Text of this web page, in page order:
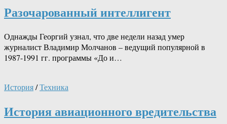
Разочарованный интеллигент
Однажды Георгий узнал, что две недели назад умер
журналист Владимир Молчанов – ведущий популярной в
1987-1991 гг. программы «До и…
История/Техника
История авиационного вредительства